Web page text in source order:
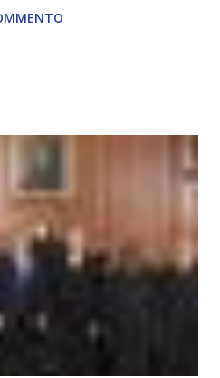
non ha libero arbitrio
con l’Uno. Coscienza è la
amore anche quando non è la
ci collega all’Uno Infinito.
coscienti, ma
copiare, ma non può vivere
ovvio Man mano che l’IA
(soprattutto tra il 2027 e il
che renderanno la differenza